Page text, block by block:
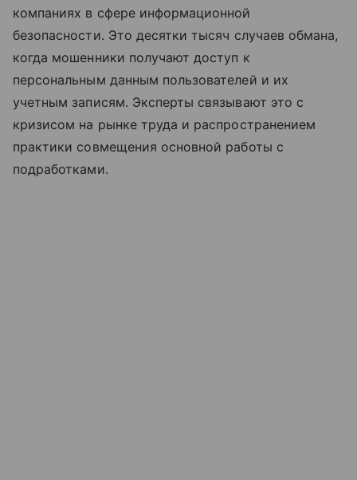
компаниях в сфере информационной
безопасности. Это десятки тысяч случаев обмана,
когда мошенники получают доступ к
персональным данным пользователей и их
учетным записям. Эксперты связывают это с
кризисом на рынке труда и распространением
практики совмещения основной работы с
подработками.